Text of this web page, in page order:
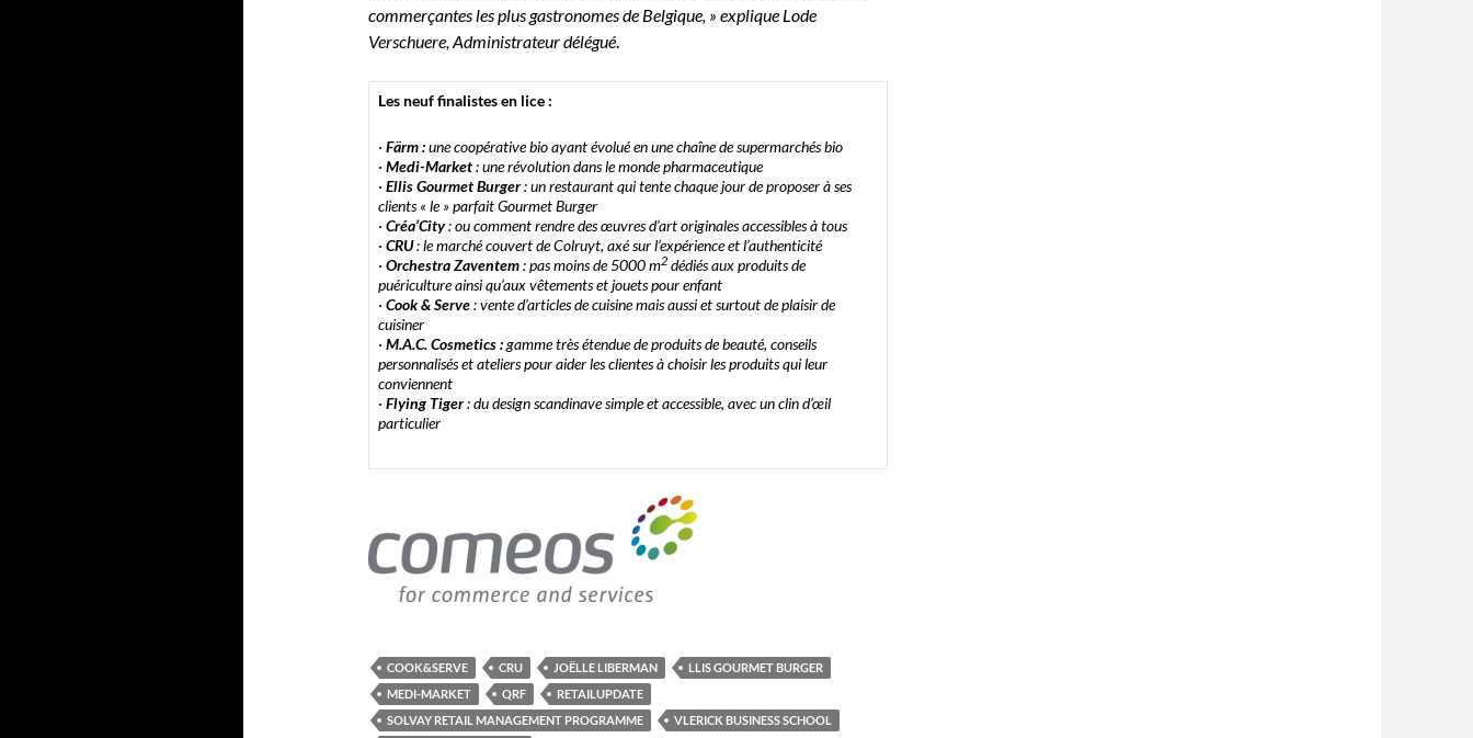
commerçantes les plus gastronomes de Belgique, » explique Lode
Verschuere, Administrateur délégué.
Les neuf finalistes en lice :
· Färm :une coopérative bio ayant évolué en une chaîne de supermarchés bio
· Medi-Market: une révolution dans le monde pharmaceutique
· Ellis Gourmet Burger: un restaurant qui tente chaque jour de proposer à ses
clients « le » parfait Gourmet Burger
· Créa’City: ou comment rendre des œuvres d’art originales accessibles à tous
· CRU: le marché couvert de Colruyt, axé sur l’expérience et l’authenticité
· Orchestra Zaventem: pas moins de 5000 m2 dédiés aux produits de
puériculture ainsi qu’aux vêtements et jouets pour enfant
· Cook & Serve: vente d’articles de cuisine mais aussi et surtout deplaisirde
cuisiner
· M.A.C. Cosmetics :gamme très étendue de produits de beauté, conseils
personnalisés et ateliers pour aider les clientes à choisir les produits qui leur
conviennent
· Flying Tiger: du design scandinave simple et accessible, avec un clin d’œil
particulier
COOK&SERVE CRU JOËLLE LIBERMAN
LLIS GOURMET BURGER
MEDI-MARKET
QRF
RETAILUPDATE
SOLVAY RETAIL MANAGEMENT PROGRAMME
VLERICK BUSINESS SCHOOL